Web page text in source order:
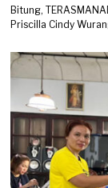
Bitung,
Priscilla Cindy